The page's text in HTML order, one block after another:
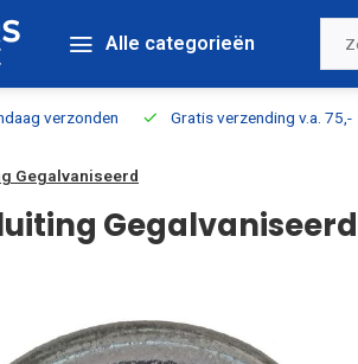
Alle categorieën
verzonden Gratis verzending v.a. 75,-
Gegalvaniseerd
Gegalvaniseerd